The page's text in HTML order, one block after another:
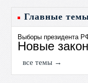
Главные
Выборы президента
Новые
все темы →